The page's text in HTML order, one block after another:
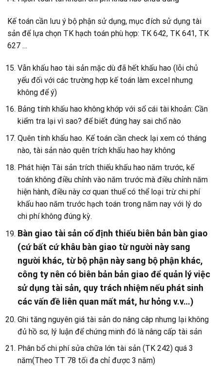
Kế toán cần lưu ý bộ phận sử dụng, mục đích sử dụng tài
sản để lựa chọn TK hạch toán phù hợp: TK 642, TK 641, TK
627 …
Vẫn khấu hao tài sản mặc dù đã hết khấu hao (lỗi chủ
yếu đối với các trường hợp kế toán làm excel nhưng
không để ý)
Bảng tính khấu hao không khớp với sổ cái tài khoản: Cần
kiểm tra lại vì sao? để biết đúng hay sai chổ nào
Quên tính khấu hao. Kế toán cần check lại xem có tháng
nào, tài sản nào quên trích khấu hao hay không
Phát hiện Tài sản trích thiếu khấu hao năm trước, kế
toán không điều chỉnh vào năm trước mà điều chỉnh năm
hiện hành, điều này cơ quan thuế có thể loại trừ chi phí
khấu hao năm trước hạch toán trong năm nay với lý do
chi phí không đúng kỳ.
Bàn giao tài sản cố định thiếu biên bản bàn giao
(cứ bất cứ khâu bàn giao từ người này sang
người khác, từ bộ phận này sang bộ phận khác,
công ty nên có biên bản bản giao để quản lý việc
sử dụng tài sản, quy trách nhiệm nếu phát sinh
các vấn đề liên quan mất mát, hư hỏng v.v…)
Ghi tăng nguyên giá tài sản do nâng câp nhưng lại không
đủ hồ sơ, lý luận để chứng minh đó là nâng cấp tài sản
Phân bổ chi phí sửa chữa lớn tài sản (TK 242) quá 3
năm(Theo TT 78 tối đa chỉ được 3 năm)